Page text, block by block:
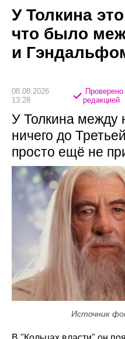
У Толкина
что было
и
08.08.2026
13:28
Проверено
редакцией
У Толкина между
ничего до
просто ещё не
Источник